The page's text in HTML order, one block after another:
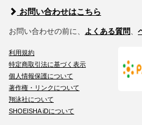
お問い合わせはこちら
お問い合わせの前に、 よくある質問
利用規約
特定商取引法に基づく表示
個人情報保護について
著作権・リンクについて
翔泳社について
SHOEISHA iDについて